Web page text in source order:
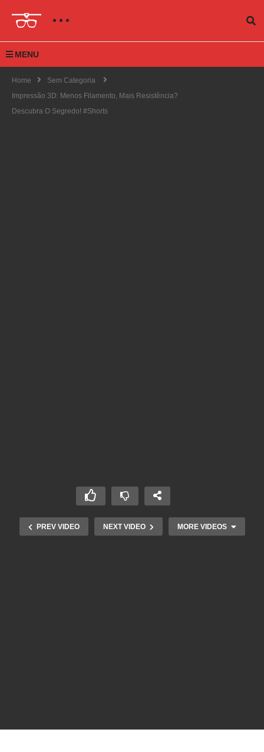
MENU
Home
Sem Categoria
Impressão 3D: Menos Filamento, Mais Resistência?
Descubra O Segredo! #shorts
PREV VIDEO NEXT VIDEO MORE VIDEOS